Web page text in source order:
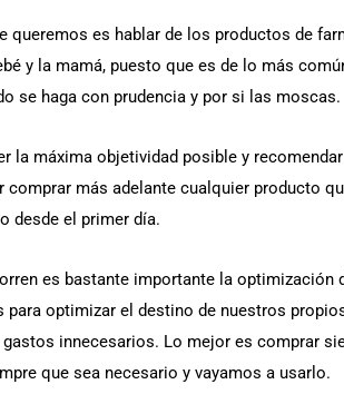
queremos es hablar de los productos de
y la mamá, puesto que es de lo más
se haga con prudencia y por si las moscas.
la máxima objetividad posible y
comprar más adelante cualquier producto
desde el primer día.
es bastante importante la optimización
para optimizar el destino de nuestros
innecesarios. Lo mejor es comprar
que sea necesario y vayamos a usarlo.